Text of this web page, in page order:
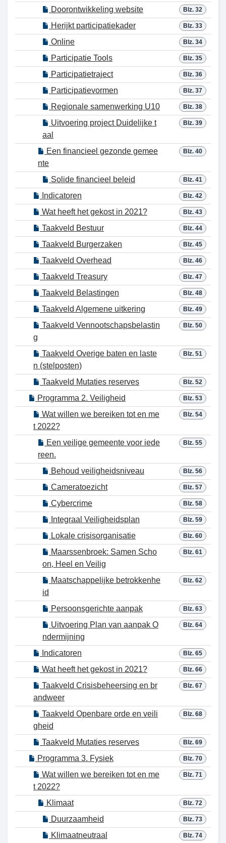
Blz. 32
Doorontwikkeling website
Blz. 33
Herijkt participatiekader
Blz. 34
Online
Blz. 35
Participatie Tools
Blz. 36
Participatietraject
Blz. 37
Participatievormen
Blz. 38
Regionale samenwerking U10
Blz. 39
Uitvoering project Duidelijke t
aal
Blz. 40
Een financieel gezonde gemee
nte
Blz. 41
Solide financieel beleid
Blz. 42
Indicatoren
Blz. 43
Wat heeft het gekost in 2021?
Blz. 44
Taakveld Bestuur
Blz. 45
Taakveld Burgerzaken
Blz. 46
Taakveld Overhead
Blz. 47
Taakveld Treasury
Blz. 48
Taakveld Belastingen
Blz. 49
Taakveld Algemene uitkering
Blz. 50
Taakveld Vennootschapsbelastin
g
Blz. 51
Taakveld Overige baten en laste
n (stelposten)
Blz. 52
Taakveld Mutaties reserves
Blz. 53
Programma 2. Veiligheid
Blz. 54
Wat willen we bereiken tot en me
t 2022?
Blz. 55
Een veilige gemeente voor iede
reen.
Blz. 56
Behoud veiligheidsniveau
Blz. 57
Cameratoezicht
Blz. 58
Cybercrime
Blz. 59
Integraal Veiligheidsplan
Blz. 60
Lokale crisisorganisatie
Blz. 61
Maarssenbroek: Samen Scho
on, Heel en Veilig
Blz. 62
Maatschappelijke betrokkenhe
id
Blz. 63
Persoonsgerichte aanpak
Blz. 64
Uitvoering Plan van aanpak O
ndermijning
Blz. 65
Indicatoren
Blz. 66
Wat heeft het gekost in 2021?
Blz. 67
Taakveld Crisisbeheersing en br
andweer
Blz. 68
Taakveld Openbare orde en veili
gheid
Blz. 69
Taakveld Mutaties reserves
Blz. 70
Programma 3. Fysiek
Blz. 71
Wat willen we bereiken tot en me
t 2022?
Blz. 72
Klimaat
Blz. 73
Duurzaamheid
Blz. 74
Klimaatneutraal